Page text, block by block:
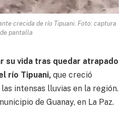
crecida de río Tipuani. Foto: captura
de pantalla
su vida tras quedar atrapado
río Tipuani, que creció
intensas lluvias en la región.
de Guanay, en La Paz.